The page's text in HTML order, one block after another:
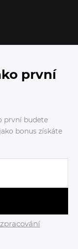
první
první budete
bonus získáte
zpracování